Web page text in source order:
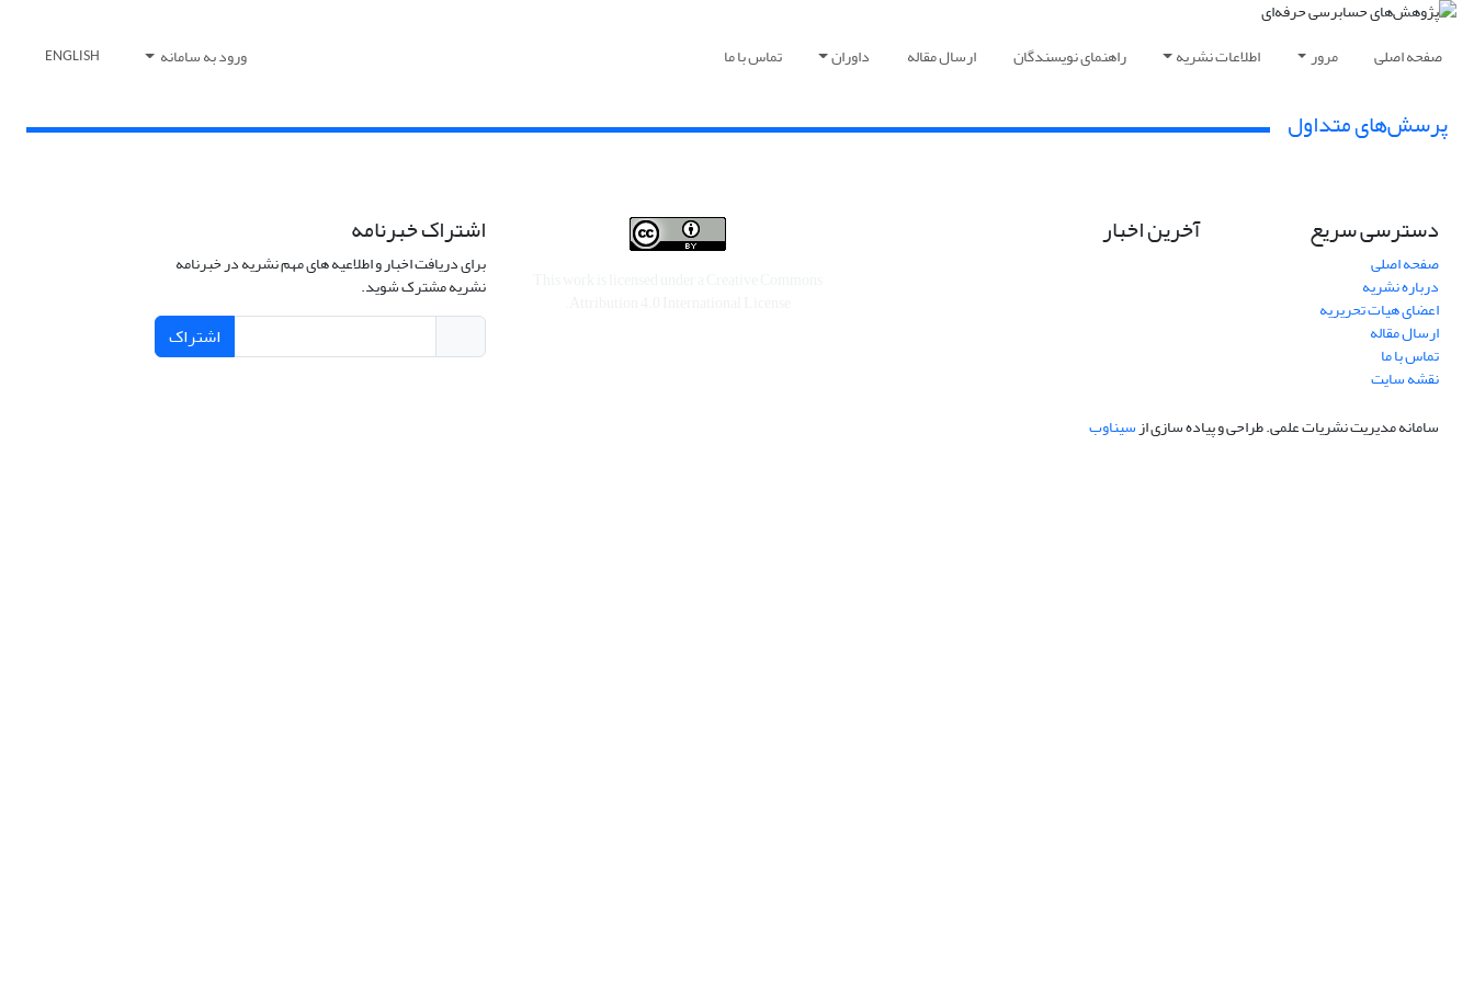
صفحه اصلی مرور اطلاعات نشریه راهنمای نویسندگان ارسال مقاله داوران تماس با ما ورود به سامانه ENGLISH
پرسش‌های متداول
دسترسی سریع
صفحه اصلی
درباره نشریه
اعضای هیات تحریریه
ارسال مقاله
تماس با ما
نقشه سایت
آخرین اخبار اشتراک خبرنامه
برای دریافت اخبار و اطلاعیه های مهم نشریه در خبرنامه
نشریه مشترک شوید.
اشتراک
سامانه مدیریت نشریات علمی.طراحی و پیاده سازی ازسیناوب